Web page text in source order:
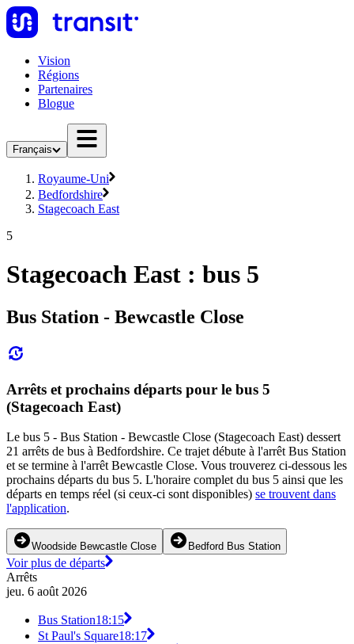
Vision
Régions
Partenaires
Blogue
Français
Royaume-Uni
Bedfordshire
Stagecoach East
5
Stagecoach East : bus 5
Bus Station - Bewcastle Close
Arrêts et prochains départs pour le bus 5
(Stagecoach East)
Le bus 5 - Bus Station - Bewcastle Close (Stagecoach East) dessert
21 arrêts de bus à Bedfordshire. Ce trajet débute à l'arrêt Bus Station
et se termine à l'arrêt Bewcastle Close. Vous trouverez ci-dessous les
prochains départs du bus 5. L'horaire complet du bus 5 ainsi que les
départs en temps réel (si ceux-ci sont disponibles) se trouvent dans
l'application.
Woodside Bewcastle Close Bedford Bus Station
Voir plus de départs
Arrêts
jeu. 6 août 2026
Bus Station18:15
St Paul's Square18:17